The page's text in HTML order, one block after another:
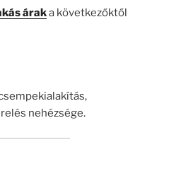
áraka következőktől
nehézsége.